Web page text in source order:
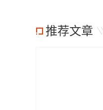
推荐文章